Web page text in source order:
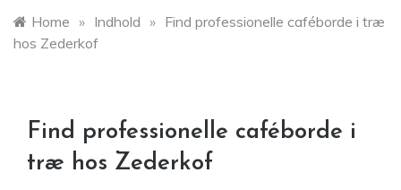
Home » Indhold » Find professionelle caféborde i træ
hos Zederkof
Find professionelle caféborde i
træ hos Zederkof